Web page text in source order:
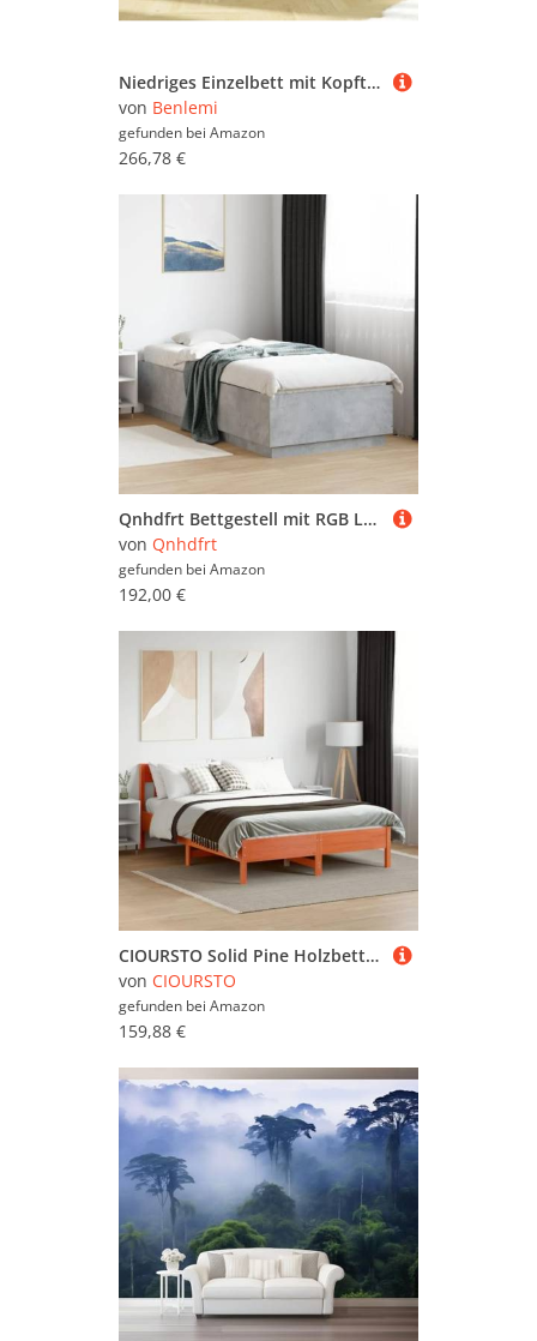
Niedriges Einzelbett mit Kopfteilen Fence 2-in-1 aus Holz 90x200 cm Ziegel
von Benlemi
gefunden bei Amazon
266,78 €
Qnhdfrt Bettgestell mit RGB LED Beleuchtung Betongrau 100x200 cm Modernes Holzwerkstoff Design für Schlafzimmer und Gästezimmer
von Qnhdfrt
gefunden bei Amazon
192,00 €
CIOURSTO Solid Pine Holzbett -Bettenrahmen, EIN oder Doppelbett, mit Kopfteil und Sperrholzlatten für Robuste Unterstützung, Rostikale Schlafzimmermöbel (140 x 200 cm)
von CIOURSTO
gefunden bei Amazon
159,88 €